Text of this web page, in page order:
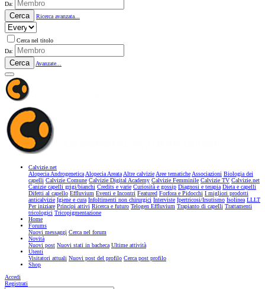
Da:
Cerca Ricerca avanzata...
Cerca nel titolo
Da:
Cerca Avanzate...
Calvizie.net
Alopecia AndrogeneticaAlopecia AreataAltre calvizieAree tematicheAssociazioni Biologia dei
capelli Calvizie Comune Calvizie Digital Academy Calvizie Femminile Calvizie TV Calvizie.net
Canizie capelli grigi/bianchi Credits e varie Curiosità e gossip Diagnosi e terapia Dieta e capelli
Difetti al capello Effluvium Eventi e Incontri Featured Forfora e Pidocchi I migliori prodotti
anticalvizie Igiene e cura Infoltimenti non chirurgici Interviste Ipertricosi/Irsutismo Isolinea LLLT
Per iniziare Principi attivi Ricerca e futuro Telogen Effluvium Trapianto di capelli Trattamenti
tricologici Tricopigmentazione
Home
Forums
Nuovi messaggi Cerca nel forum
Novità
Nuovi post Nuovi stati in bacheca Ultime attività
Utenti
Visitatori attuali Nuovi post del profilo Cerca post profilo
Shop
Accedi
Registrati